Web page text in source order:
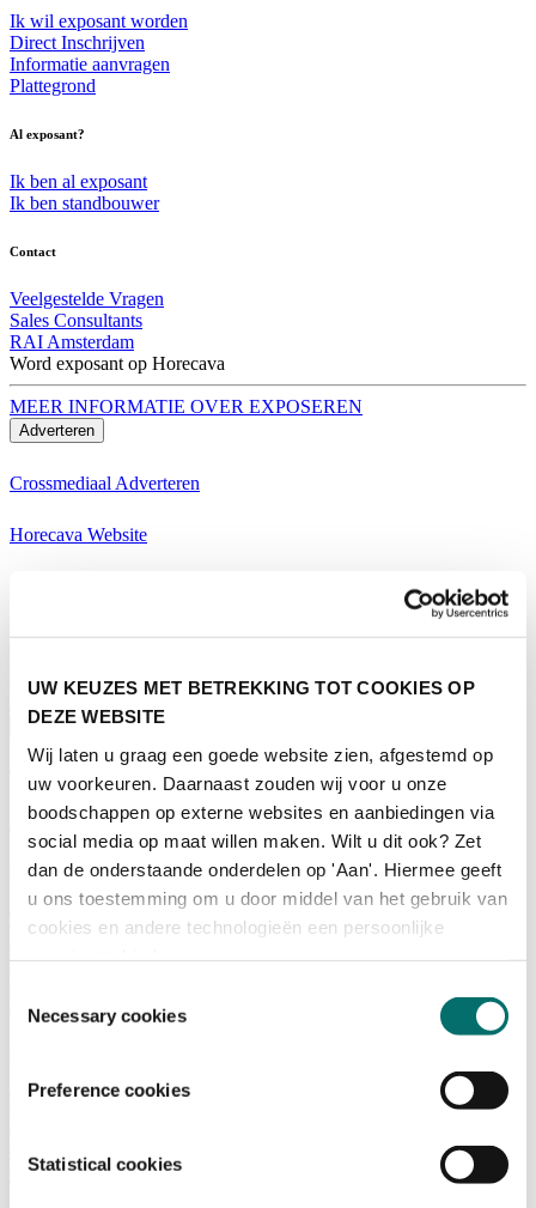
UW KEUZES MET BETREKKING TOT COOKIES OP
DEZE WEBSITE
Wij laten u graag een goede website zien, afgestemd op
uw voorkeuren. Daarnaast zouden wij voor u onze
boodschappen op externe websites en aanbiedingen via
social media op maat willen maken. Wilt u dit ook? Zet
dan de onderstaande onderdelen op 'Aan'. Hiermee geeft
u ons toestemming om u door middel van het gebruik van
cookies en andere technologieën een persoonlijke
Necessary cookies
Preference cookies
Statistical cookies
Ik wil exposant worden
Direct Inschrijven
Informatie aanvragen
Plattegrond
Al exposant?
Ik ben al exposant
Ik ben standbouwer
Contact
Veelgestelde Vragen
Sales Consultants
RAI Amsterdam
Word exposant op Horecava
MEER INFORMATIE OVER EXPOSEREN
Adverteren
Crossmediaal Adverteren
Horecava Website
Horecava Social Media
Bezoeken
Thema's Horecava
Alle Thema's
Programma
Terugblik
Activiteiten
Exposantenlijst
Programma
Tickets
Veelgestelde Vragen